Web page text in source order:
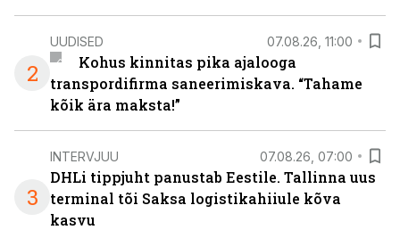
2
UUDISED 07.08.26, 11:00
Kohus kinnitas pika ajalooga
transpordifirma saneerimiskava. “Tahame
kõik ära maksta!”
3
INTERVJUU 07.08.26, 07:00
DHLi tippjuht panustab Eestile. Tallinna uus
terminal tõi Saksa logistikahiiule kõva
kasvu